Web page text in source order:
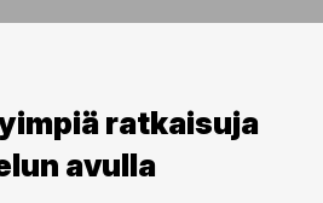
ratkaisuja
avulla